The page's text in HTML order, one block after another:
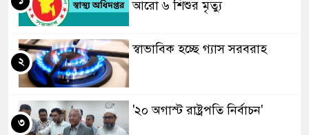
আরো ৬ শিশুর মৃত্যু
স্বাভাবিক হচ্ছে গ্যাস সরবরাহ
২
'২০ অগাস্ট রাষ্ট্রপতি নির্বাচন'
৩